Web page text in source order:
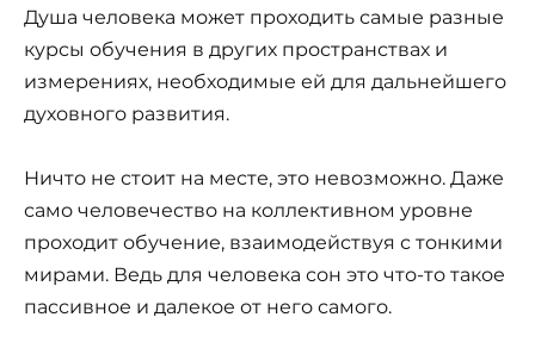
Душа человека может проходить самые разные
курсы обучения в других пространствах и
измерениях, необходимые ей для дальнейшего
духовного развития.
Ничто не стоит на месте, это невозможно. Даже
само человечество на коллективном уровне
проходит обучение, взаимодействуя с тонкими
мирами. Ведь для человека сон это что-то такое
пассивное и далекое от него самого.